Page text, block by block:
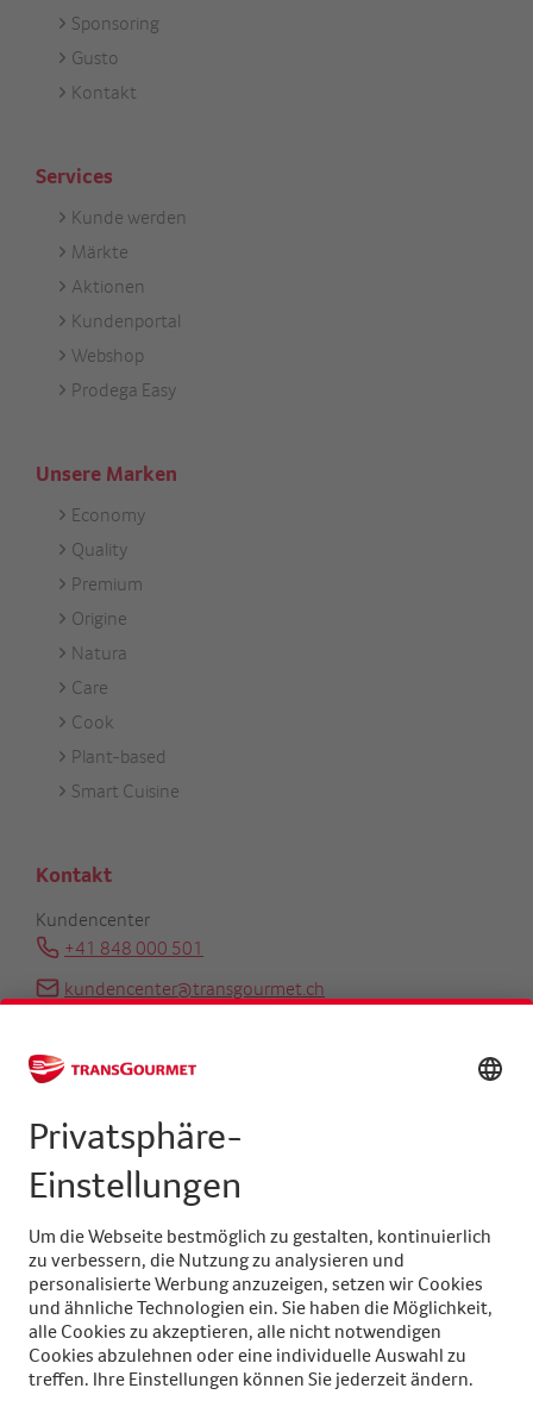
Sponsoring
Gusto
Kontakt
Services
Footer
Services
Kunde werden
Märkte
Aktionen
Kundenportal
Webshop
Prodega Easy
Unsere Marken
Footer
Unsere
Marken
Economy
Quality
Premium
Origine
Natura
Care
Cook
Plant-based
Smart Cuisine
Kontakt
Kundencenter
+41 848 000 501
kundencenter@transgourmet.ch
+41 31 858 48 48
info@transgourmet.ch
Select
language
Folgen Sie uns auf